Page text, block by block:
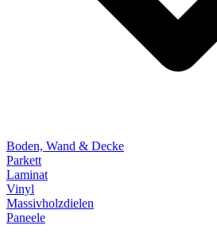
Boden, Wand & Decke
Parkett
Laminat
Vinyl
Massivholzdielen
Paneele